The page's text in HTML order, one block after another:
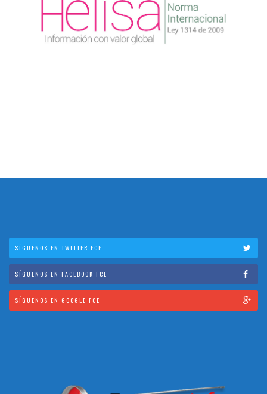
SÍGUENOS EN TWITTER FCE
SÍGUENOS EN FACEBOOK FCE
SÍGUENOS EN GOOGLE FCE